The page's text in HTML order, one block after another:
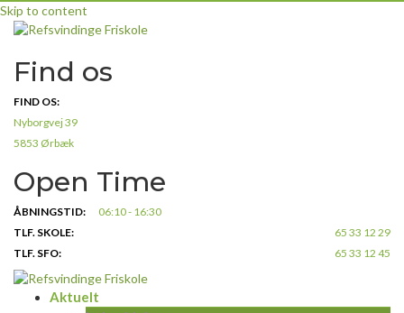
Skip to content
Find os
FIND OS:
Nyborgvej 39
5853 Ørbæk
Open Time
ÅBNINGSTID:
06:10 - 16:30
TLF. SKOLE:
65 33 12 29
TLF. SFO:
65 33 12 45
Aktuelt